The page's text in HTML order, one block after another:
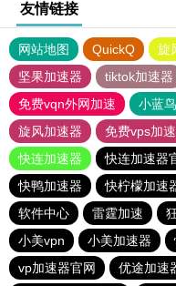
友情链接
网站地图 QuickQ 旋
坚果加速器
tiktok加速器
免费vqn外网加速
小蓝鸟
旋风加速器
免费vps加
快连加速器
快连加速器
快鸭加速器
快柠檬加速
软件中心
雷霆加速
小美vpn
小美加速器
vp加速器官网
优途加速